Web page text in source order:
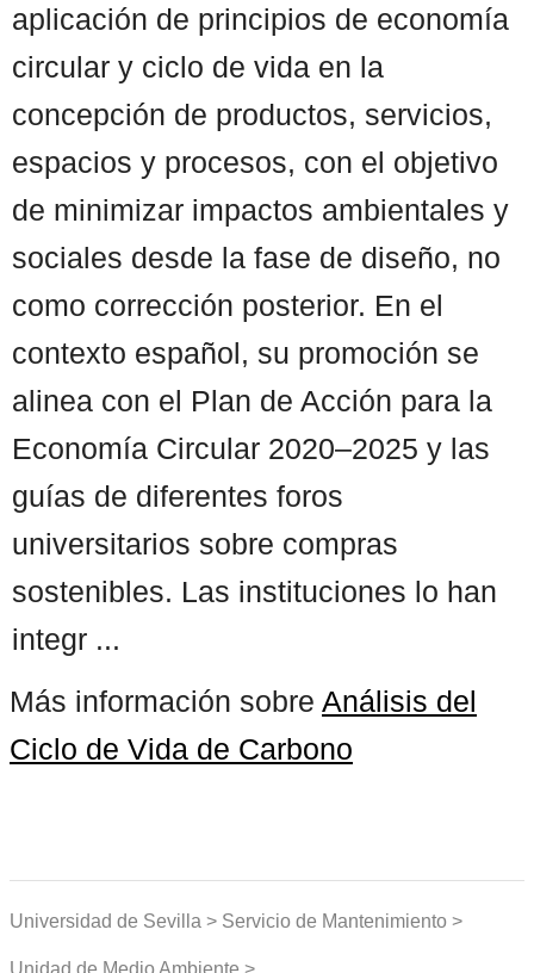
aplicación de principios de economía
circular y ciclo de vida en la
concepción de productos, servicios,
espacios y procesos, con el objetivo
de minimizar impactos ambientales y
sociales desde la fase de diseño, no
como corrección posterior. En el
contexto español, su promoción se
alinea con el Plan de Acción para la
Economía Circular 2020–2025 y las
guías de diferentes foros
universitarios sobre compras
sostenibles. Las instituciones lo han
integr ...
Más información sobre Análisis del
Ciclo de Vida de Carbono
Universidad de Sevilla > Servicio de Mantenimiento >
Unidad de Medio Ambiente >